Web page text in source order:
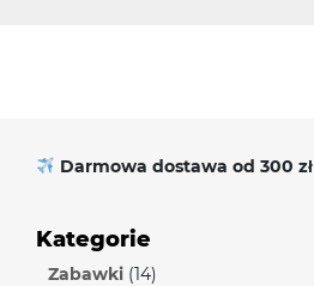
Darmowa dostawa od 300 zł
Kategorie
Zabawki (14)